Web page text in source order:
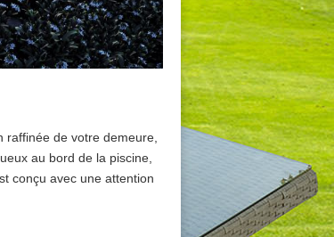
de votre demeure,
au bord de la piscine,
conçu avec une attention